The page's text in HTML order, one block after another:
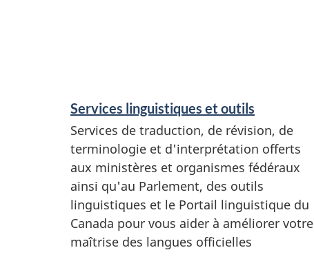
g
n
e
m
e
n
t
Services linguistiques et outils
Services de traduction, de révision, de
terminologie et d'interprétation offerts
aux ministères et organismes fédéraux
ainsi qu'au Parlement, des outils
linguistiques et le Portail linguistique du
Canada pour vous aider à améliorer votre
maîtrise des langues officielles